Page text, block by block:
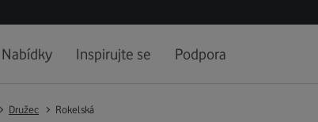
Nabídky Inspirujte se Podpora
Družec Rokelská